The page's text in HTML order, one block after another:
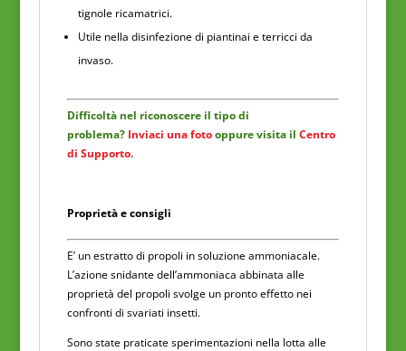
tignole ricamatrici.
Utile nella disinfezione di piantinai e terricci da
invaso.
Difficoltà nel riconoscere il tipo di
problema? Inviaci una fotooppure visita il Centro
di Supporto.
Proprietà e consigli
E’ un estratto di propoli in soluzione ammoniacale.
L’azione snidante dell’ammoniaca abbinata alle
proprietà del propoli svolge un pronto effetto nei
confronti di svariati insetti.
Sono state praticate sperimentazioni nella lotta alle